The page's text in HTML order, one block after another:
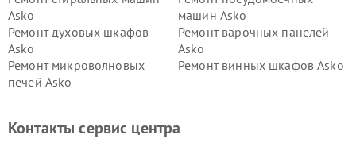
Asko
машин Asko
Ремонт духовых шкафов
Asko
Ремонт варочных панелей
Asko
Ремонт микроволновых
печей Asko
Ремонт винных шкафов Asko
Ремонт подогревателей
Ремонт промышленных
Контакты сервис центра